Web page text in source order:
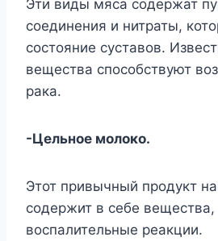
Эти виды мяса содержат
соединения и нитраты,
состояние суставов.
вещества способствуют
рака.
-Цельное молоко.
Этот привычный продукт
содержит в себе
воспалительные реакции.